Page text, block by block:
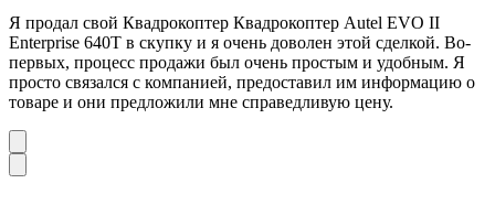
Я продал свой Квадрокоптер Квадрокоптер Autel EVO II
Enterprise 640T в скупку и я очень доволен этой сделкой. Во-
первых, процесс продажи был очень простым и удобным. Я
просто связался с компанией, предоставил им информацию о
товаре и они предложили мне справедливую цену.